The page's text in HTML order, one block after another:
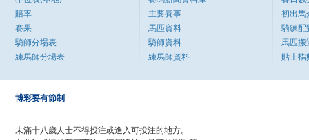
賠率
賽果
騎師分場表
練馬師分場表
主要賽事
馬匹資料
騎師資料
練馬師資料
初出馬
騎練配
馬匹搬
貼士指
博彩要有節制
未滿十八歲人士不得投注或進入可投注的地方。